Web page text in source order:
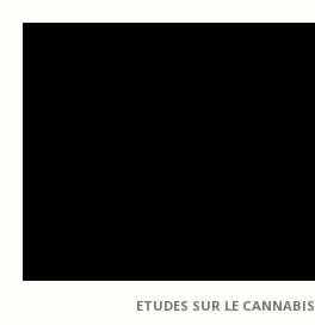
ETUDES SUR LE CANNABIS